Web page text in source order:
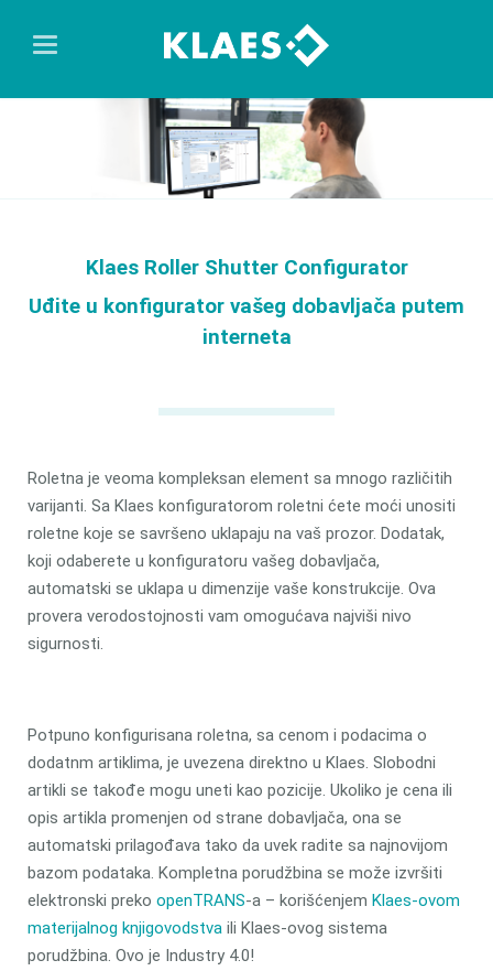
Klaes Roller Shutter Configurator
Uđite u konfigurator vašeg dobavljača putem
interneta
Roletna je veoma kompleksan element sa mnogo različitih
varijanti. Sa Klaes konfiguratorom roletni ćete moći unositi
roletne koje se savršeno uklapaju na vaš prozor. Dodatak,
koji odaberete u konfiguratoru vašeg dobavljača,
automatski se uklapa u dimenzije vaše konstrukcije. Ova
provera verodostojnosti vam omogućava najviši nivo
sigurnosti.
Potpuno konfigurisana roletna, sa cenom i podacima o
dodatnm artiklima, je uvezena direktno u Klaes. Slobodni
artikli se takođe mogu uneti kao pozicije. Ukoliko je cena ili
opis artikla promenjen od strane dobavljača, ona se
automatski prilagođava tako da uvek radite sa najnovijom
bazom podataka. Kompletna porudžbina se može izvršiti
elektronski preko openTRANS-a – korišćenjem Klaes-ovom
materijalnog knjigovodstvaili Klaes-ovog sistema
porudžbina. Ovo je Industry 4.0!